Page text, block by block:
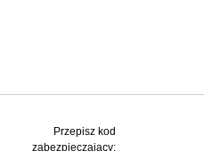
Przepisz kod
zabezpieczający: